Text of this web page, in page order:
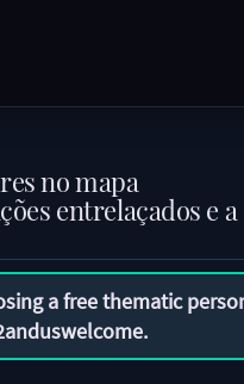
no mapa
entrelaçados e a
a free thematic
.